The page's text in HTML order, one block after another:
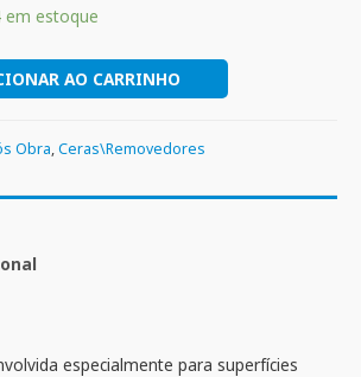
em estoque
AO CARRINHO
Obra,Ceras\Removedores
especialmente para superfícies